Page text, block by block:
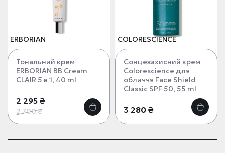
ERBORIAN
Тональний крем
ERBORIAN ВВ Cream
CLAIR 5 в 1, 40 ml
2 295 ₴
2 700 ₴
COLORESCIENCE
Сонцезахисний крем
Colorescience для
обличчя Face Shield
Classic SPF 50, 55 ml
3 280 ₴